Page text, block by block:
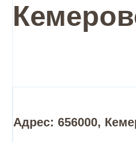
Адрес: 656000,